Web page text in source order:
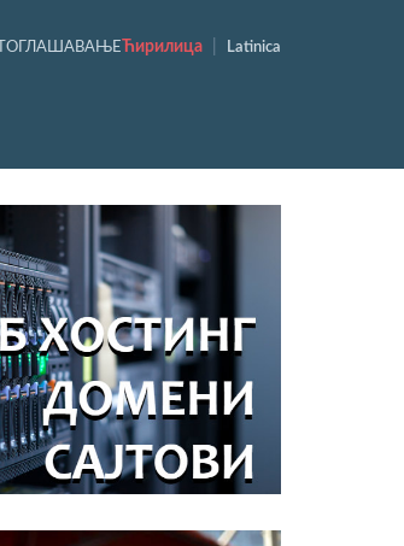
ОГЛАШАВАЊЕ Ћирилица Latinica